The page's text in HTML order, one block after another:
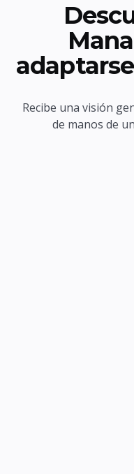
Recibe una visión
de manos de